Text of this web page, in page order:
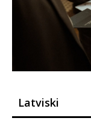
Latviski